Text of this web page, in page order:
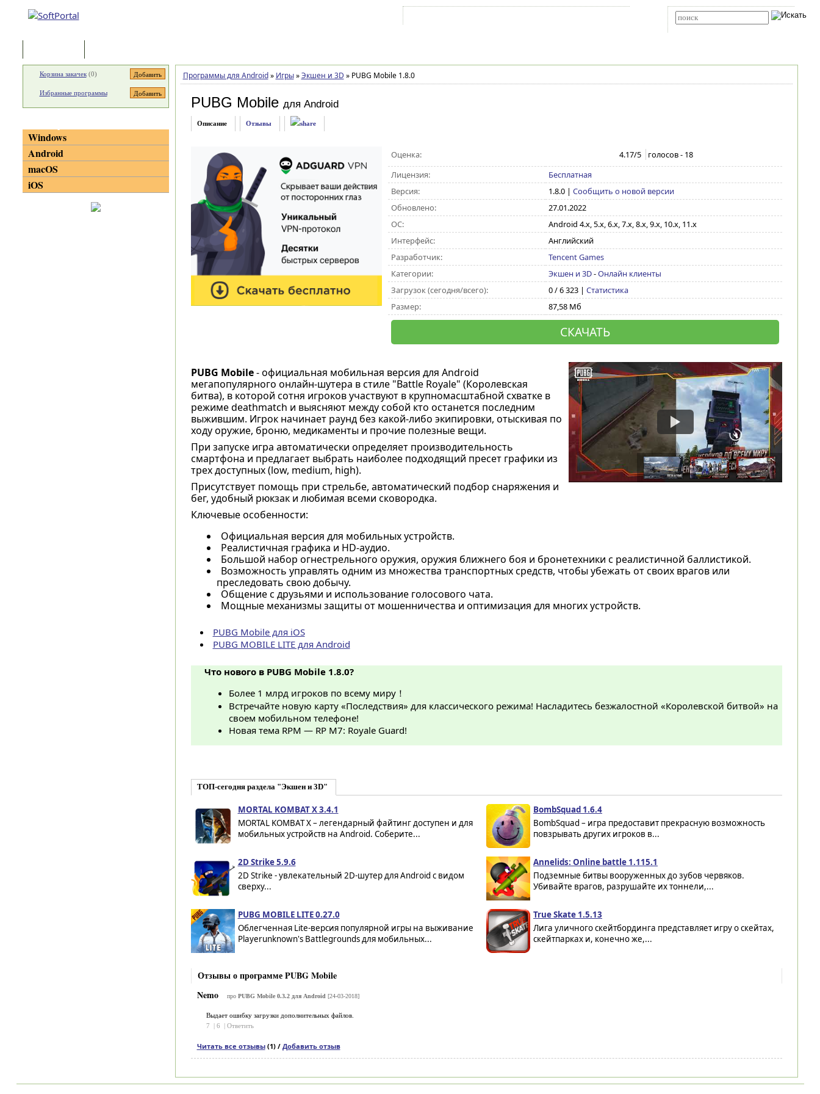
Программы для Android » Игры » Экшен и 3D »PUBG Mobile 1.8.0
PUBG Mobile для Android
Описание Отзывы
Оценка: 4.17/5 голосов - 18
Лицензия:
Бесплатная
Версия:
1.8.0| Сообщить о новой версии
Обновлено:
27.01.2022
ОС:
Android 4.x, 5.x, 6.x, 7.x, 8.x, 9.x, 10.x, 11.x
Интерфейс:
Английский
Разработчик:
Tencent Games
Категории:
Экшен и 3D-Онлайн клиенты
Загрузок (сегодня/всего):
0 / 6 323 | Статистика
Размер:
87,58 Мб
СКАЧАТЬ
PUBG Mobile- официальная мобильная версия для Android
мегапопулярного онлайн-шутера в стиле "Battle Royale" (Королевская
битва), в которой сотня игроков участвуют в крупномасштабной схватке в
режиме deathmatch и выясняют между собой кто останется последним
выжившим. Игрок начинает раунд без какой-либо экипировки, отыскивая по
ходу оружие, броню, медикаменты и прочие полезные вещи.
При запуске игра автоматически определяет производительность
смартфона и предлагает выбрать наиболее подходящий пресет графики из
трех доступных (low, medium, high).
Присутствует помощь при стрельбе, автоматический подбор снаряжения и
бег, удобный рюкзак и любимая всеми сковородка.
Ключевые особенности:
Официальная версия для мобильных устройств.
Реалистичная графика и HD-аудио.
Большой набор огнестрельного оружия, оружия ближнего боя и бронетехники с реалистичной баллистикой.
Возможность управлять одним из множества транспортных средств, чтобы убежать от своих врагов или
преследовать свою добычу.
Общение с друзьями и использование голосового чата.
Мощные механизмы защиты от мошенничества и оптимизация для многих устройств.
PUBG Mobile для iOS
PUBG MOBILE LITE для Android
Что нового в PUBG Mobile 1.8.0?
Более 1 млрд игроков по всему миру！
Встречайте новую карту «Последствия» для классического режима! Насладитесь безжалостной «Королевской битвой» на
своем мобильном телефоне!
Новая тема RPM — RP M7: Royale Guard!
ТОП-сегодня раздела "Экшен и 3D"
MORTAL KOMBAT X 3.4.1
MORTAL KOMBAT X – легендарный файтинг доступен и для
мобильных устройств на Android. Соберите...
BombSquad 1.6.4
BombSquad – игра предоставит прекрасную возможность
повзрывать других игроков в...
2D Strike 5.9.6
2D Strike - увлекательный 2D-шутер для Android с видом
сверху...
Annelids: Online battle 1.115.1
Подземные битвы вооруженных до зубов червяков.
Убивайте врагов, разрушайте их тоннели,...
PUBG MOBILE LITE 0.27.0
Облегченная Lite-версия популярной игры на выживание
Playerunknown's Battlegrounds для мобильных...
True Skate 1.5.13
Лига уличного скейтбординга представляет игру о скейтах,
скейтпарках и, конечно же,...
Отзывы о программе PUBG Mobile
Nemo
про PUBG Mobile 0.3.2 для Android [24-03-2018]
Выдает ошибку загрузки дополнительных файлов.
7
| 6 | Ответить
Читать все отзывы(1) / Добавить отзыв
Корзина закачек(0)
Избранные программы
Windows
Android
macOS
iOS